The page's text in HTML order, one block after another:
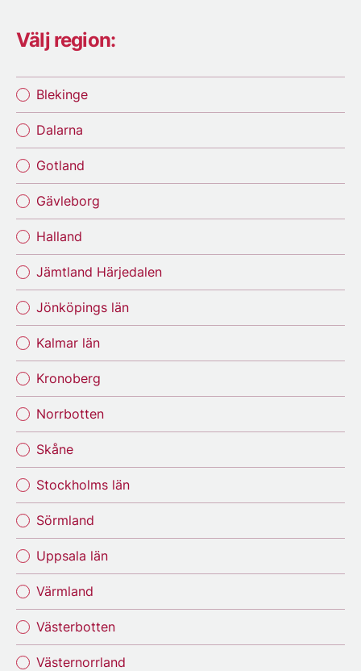
Välj region:
Blekinge
Dalarna
Gotland
Gävleborg
Halland
Jämtland Härjedalen
Jönköpings län
Kalmar län
Kronoberg
Norrbotten
Skåne
Stockholms län
Sörmland
Uppsala län
Värmland
Västerbotten
Västernorrland